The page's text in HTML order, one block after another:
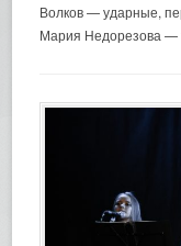
Волков — ударные,
Мария Недорезова